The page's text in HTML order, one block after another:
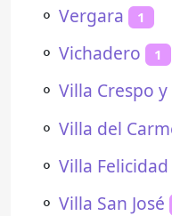
⚬ Vergara 1
⚬ Vichadero 1
⚬ Villa Crespo
⚬ Villa del
⚬ Villa Felicidad
⚬ Villa San José